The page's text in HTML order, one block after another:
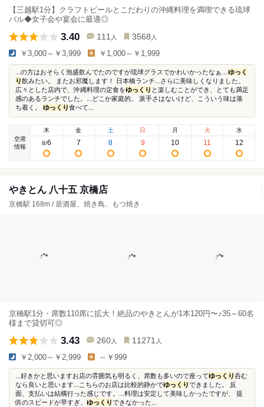
【三越駅1分】クラフトビールとこだわりの沖縄料理を満喫できる琉球
バル◆女子会や宴会に最適◎
3.40 111 人 3568 人
￥3,000～￥3,999 ￥1,000～￥1,999
...の方はおそらく泡盛飲んでたのですが琉球グラスでかわいかったなぁ… ゆっく
り飲みたい。 またお邪魔します！ 日本橋ランチ...さらに美味しくなりました。
広々とした店内で、沖縄料理の定食をゆっくり と楽しむことができ、とても満足
感のあるランチでした。...どこか家庭的。 派手さはないけど、こういう味は落
ち着く。 ゆっくり食べて...
空席
情報
木
8/6
金
7
土
8
日
9
月
10
火
11
水
12
やきとん 八十五 京橋店
京橋駅 168m / 居酒屋、焼き鳥、もつ焼き
京橋駅1分・席数110席に拡大！絶品のやきとんが1本120円〜♪35～60名
様まで貸切可◎
3.43 260 人 11271 人
￥2,000～￥2,999 ～￥999
...好きかと思いますお店の雰囲気も明るく、席数も多いので座ってゆっくり呑む
なら良いと思います...こちらのお店は比較的静かでゆっくりできました。 反
面、支払いは結構行った感じです。...料理は安定して美味しかったですが、 提
供のスピードが早すぎ、 ゆっくりできなかった...